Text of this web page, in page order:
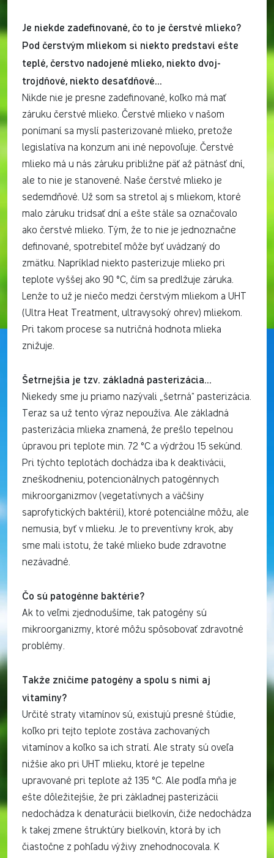
Je niekde zadefinované, čo to je čerstvé mlieko?
Pod čerstvým mliekom si niekto predstaví ešte
teplé, čerstvo nadojené mlieko, niekto dvoj-
trojdňové, niekto desaťdňové…
Nikde nie je presne zadefinované, koľko má mať
záruku čerstvé mlieko. Čerstvé mlieko v našom
ponímaní sa myslí pasterizované mlieko, pretože
legislatíva na konzum ani iné nepovoľuje. Čerstvé
mlieko má u nás záruku približne päť až pätnásť dní,
ale to nie je stanovené. Naše čerstvé mlieko je
sedemdňové. Už som sa stretol aj s mliekom, ktoré
malo záruku tridsať dní a ešte stále sa označovalo
ako čerstvé mlieko. Tým, že to nie je jednoznačne
definované, spotrebiteľ môže byť uvádzaný do
zmätku. Napríklad niekto pasterizuje mlieko pri
teplote vyššej ako 90 °C, čím sa predlžuje záruka.
Lenže to už je niečo medzi čerstvým mliekom a UHT
(Ultra Heat Treatment, ultravysoký ohrev) mliekom.
Pri takom procese sa nutričná hodnota mlieka
znižuje.
Šetrnejšia je tzv. základná pasterizácia…
Niekedy sme ju priamo nazývali „šetrná“ pasterizácia.
Teraz sa už tento výraz nepoužíva. Ale základná
pasterizácia mlieka znamená, že prešlo tepelnou
úpravou pri teplote min. 72 °C a výdržou 15 sekúnd.
Pri týchto teplotách dochádza iba k deaktivácii,
zneškodneniu, potencionálnych patogénnych
mikroorganizmov (vegetatívnych a väčšiny
saprofytických baktérií), ktoré potenciálne môžu, ale
nemusia, byť v mlieku. Je to preventívny krok, aby
sme mali istotu, že také mlieko bude zdravotne
nezávadné.
Čo sú patogénne baktérie?
Ak to veľmi zjednodušíme, tak patogény sú
mikroorganizmy, ktoré môžu spôsobovať zdravotné
problémy.
Takže zničíme patogény a spolu s nimi aj
vitamíny?
Určité straty vitamínov sú, existujú presné štúdie,
koľko pri tejto teplote zostáva zachovaných
vitamínov a koľko sa ich stratí. Ale straty sú oveľa
nižšie ako pri UHT mlieku, ktoré je tepelne
upravované pri teplote až 135 °C. Ale podľa mňa je
ešte dôležitejšie, že pri základnej pasterizácii
nedochádza k denaturácii bielkovín, čiže nedochádza
k takej zmene štruktúry bielkovín, ktorá by ich
čiastočne z pohľadu výživy znehodnocovala. K